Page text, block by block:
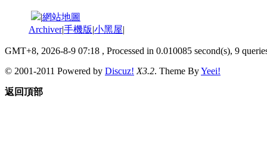
|網站地圖
Archiver|手機版|小黑屋|
GMT+8, 2026-8-9 07:18 , Processed in 0.010085 second(s), 9
© 2001-2011 Powered by Discuz! X3.2. Theme ByYeei!
返回頂部